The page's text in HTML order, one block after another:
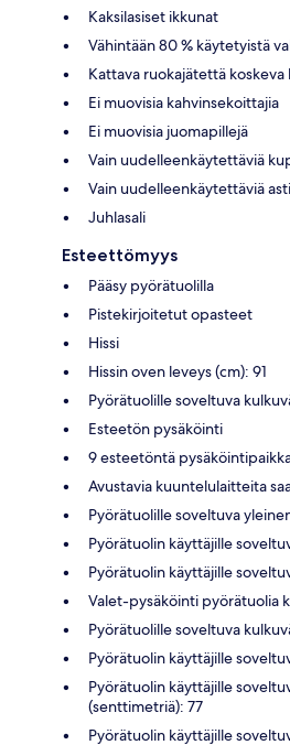
Kaksilasiset ikkunat
Vähintään 80 % käytetyistä
Kattava ruokajätettä koskeva
Ei muovisia kahvinsekoittajia
Ei muovisia juomapillejä
Vain uudelleenkäytettäviä
Vain uudelleenkäytettäviä
Juhlasali
Esteettömyys
Pääsy pyörätuolilla
Pistekirjoitetut opasteet
Hissi
Hissin oven leveys (cm): 91
Pyörätuolille soveltuva
Esteetön pysäköinti
9 esteetöntä
Avustavia kuuntelulaitteita
Pyörätuolille soveltuva
Pyörätuolin käyttäjille
Pyörätuolin käyttäjille
Valet-pysäköinti pyörätuolia
Pyörätuolille soveltuva
Pyörätuolin käyttäjille
Pyörätuolin käyttäjille
(senttimetriä): 77
Pyörätuolin käyttäjille